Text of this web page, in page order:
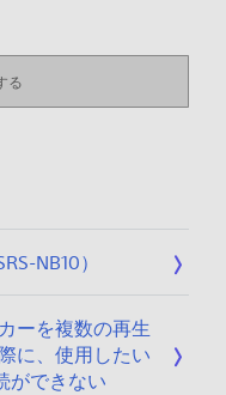
る
NB10）
ーを複数の再生
に、使用したい
ができない